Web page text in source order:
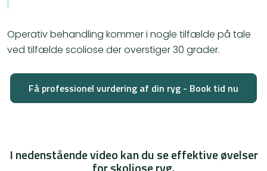
Operativ behandling kommer i nogle tilfælde på tale
ved tilfælde scoliose der overstiger 30 grader.
Få professionel vurdering af din ryg - Book tid nu
I nedenstående video kan du se effektive øvelser